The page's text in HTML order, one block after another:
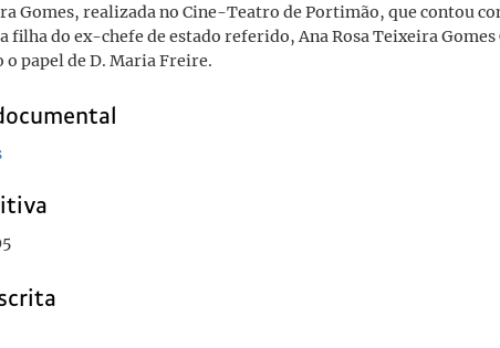
Gomes, realizada no Cine-Teatro de Portimão, que contou
filha do ex-chefe de estado referido, Ana Rosa Teixeira Gomes
papel de D. Maria Freire.